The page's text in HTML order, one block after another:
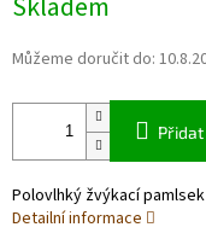
cena:
Skladem
Můžeme doručit do:
Polovlhký žvýkací
Detailní informace